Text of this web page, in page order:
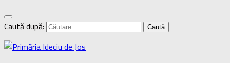
Caută după: